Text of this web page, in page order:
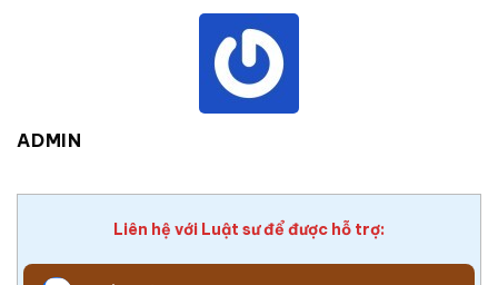
ADMIN
Liên hệ với Luật sư để được hỗ trợ: